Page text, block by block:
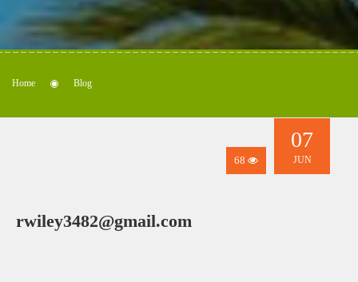
Home Blog
68
07
JUN
rwiley3482@gmail.com